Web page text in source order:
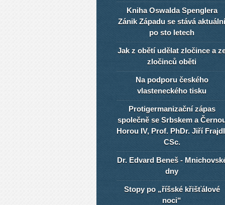
Kniha Oswalda Spenglera
Zánik Západu se stává aktuální
po sto letech
Jak z obětí udělat zločince a
zločinců oběti
Na podporu českého
vlasteneckého tisku
Protigermanizační zápas
společně se Srbskem a
Horou IV, Prof. PhDr. Jiří
CSc.
Dr. Edvard Beneš -
dny
Stopy po „říšské křišťálové
noci“